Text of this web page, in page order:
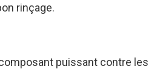
rinçage.
puissant contre les